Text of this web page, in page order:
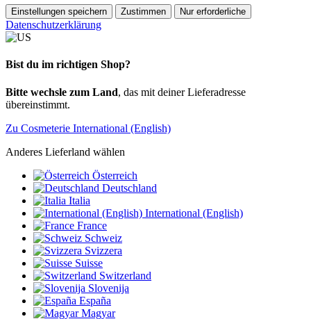
Einstellungen speichern Zustimmen Nur erforderliche
Datenschutzerklärung
Bist du im richtigen Shop?
Bitte wechsle zum Land, das mit deiner Lieferadresse
übereinstimmt.
Zu Cosmeterie International (English)
Anderes Lieferland wählen
Österreich
Deutschland
Italia
International (English)
France
Schweiz
Svizzera
Suisse
Switzerland
Slovenija
España
Magyar